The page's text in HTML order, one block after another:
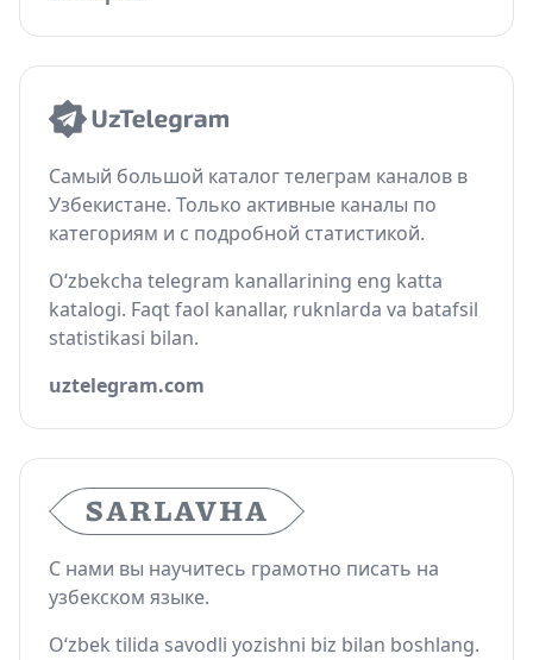
Самый большой каталог телеграм каналов в
Узбекистане. Только активные каналы по
категориям и с подробной статистикой.
O‘zbekcha telegram kanallarining eng katta
katalogi. Faqt faol kanallar, ruknlarda va batafsil
statistikasi bilan.
uztelegram.com
С нами вы научитесь грамотно писать на
узбекском языке.
O‘zbek tilida savodli yozishni biz bilan boshlang.